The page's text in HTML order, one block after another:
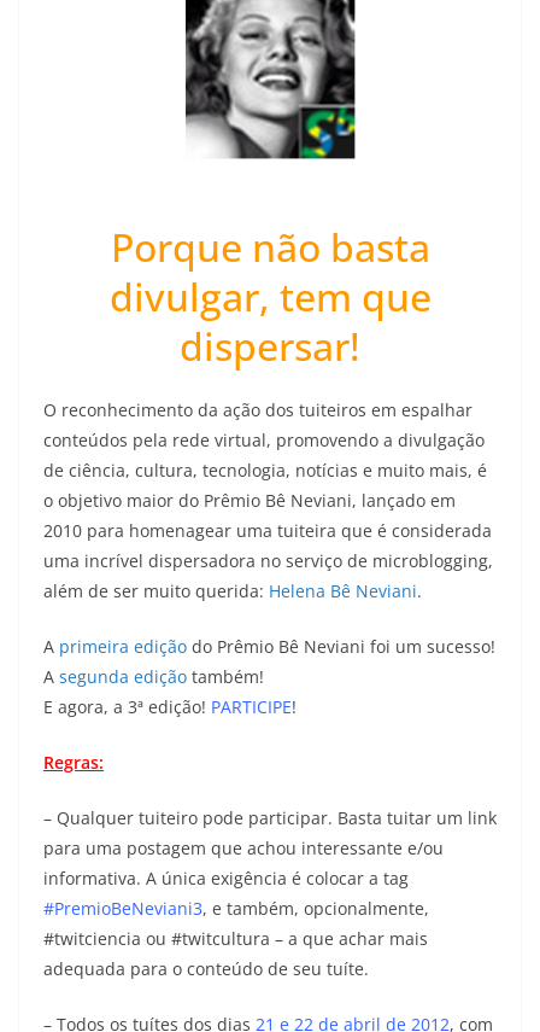
Porque não basta
divulgar, tem que
dispersar!
O reconhecimento da ação dos tuiteiros em espalhar
conteúdos pela rede virtual, promovendo a divulgação
de ciência, cultura, tecnologia, notícias e muito mais, é
o objetivo maior do Prêmio Bê Neviani, lançado em
2010 para homenagear uma tuiteira que é considerada
uma incrível dispersadora no serviço de microblogging,
além de ser muito querida: Helena Bê Neviani.
A primeira edição do Prêmio Bê Neviani foi um sucesso!
A segunda edição também!
E agora, a 3ª edição! PARTICIPE!
Regras:
– Qualquer tuiteiro pode participar. Basta tuitar um link
para uma postagem que achou interessante e/ou
informativa. A única exigência é colocar a tag
#PremioBeNeviani3, e também, opcionalmente,
#twitciencia ou #twitcultura – a que achar mais
adequada para o conteúdo de seu tuíte.
– Todos os tuítes dos dias 21 e 22 de abril de 2012, com